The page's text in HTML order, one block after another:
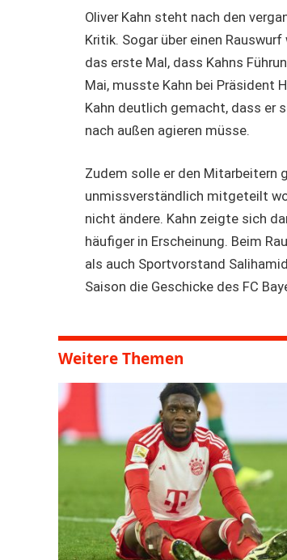
Oliver Kahn steht nach den
Kritik. Sogar über einen
das erste Mal, dass Kahns
Mai, musste Kahn bei Präsident
Kahn deutlich gemacht, dass er
nach außen agieren müsse.
Zudem solle er den Mitarbeitern
unmissverständlich mitgeteilt
nicht ändere. Kahn zeigte sich
häufiger in Erscheinung. Beim
als auch Sportvorstand
Saison die Geschicke des FC
Weitere Themen